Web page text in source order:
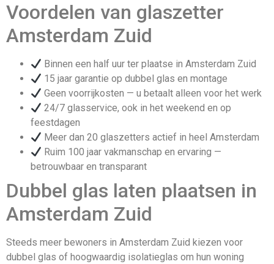
Voordelen van glaszetter
Amsterdam Zuid
Binnen een half uur ter plaatse in Amsterdam Zuid
15 jaar garantie op dubbel glas en montage
Geen voorrijkosten — u betaalt alleen voor het werk
24/7 glasservice, ook in het weekend en op
feestdagen
Meer dan 20 glaszetters actief in heel Amsterdam
Ruim 100 jaar vakmanschap en ervaring —
betrouwbaar en transparant
Dubbel glas laten plaatsen in
Amsterdam Zuid
Steeds meer bewoners in Amsterdam Zuid kiezen voor
dubbel glas of hoogwaardig isolatieglas om hun woning